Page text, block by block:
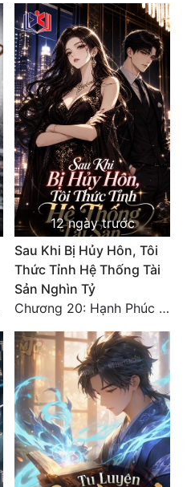
12 ngày trước
Sau Khi Bị Hủy Hôn, Tôi
Thức Tỉnh Hệ Thống Tài
Sản Nghìn Tỷ
Chương 20: Hạnh Phúc Viên Mãn (Hết)